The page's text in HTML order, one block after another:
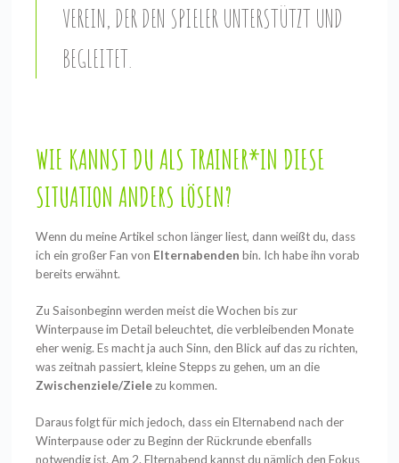
REIN, DER DEN SPIELER UNTERSTÜTZT UND BE
GLEITET.
WIE KANNST DU ALS TRAINER*IN DIESE
SITUATION ANDERS LÖSEN?
Wenn du meine Artikel schon länger liest, dann weißt du, dass
ich ein großer Fan von Elternabenden bin. Ich habe ihn vorab
bereits erwähnt.
Zu Saisonbeginn werden meist die Wochen bis zur
Winterpause im Detail beleuchtet, die verbleibenden Monate
eher wenig. Es macht ja auch Sinn, den Blick auf das zu richten,
was zeitnah passiert, kleine Stepps zu gehen, um an die
Zwischenziele/Zielezu kommen.
Daraus folgt für mich jedoch, dass ein Elternabend nach der
Winterpause oder zu Beginn der Rückrunde ebenfalls
notwendig ist. Am 2. Elternabend kannst du nämlich den Fokus